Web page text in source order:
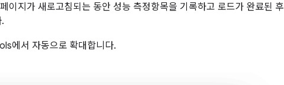
이지가 새로고침되는 동안 성능 측정항목을 기록하고 로드가 완료된 후
에서 자동으로 확대합니다.